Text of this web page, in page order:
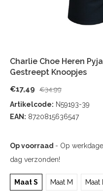
Charlie Choe Heren
Gestreept Knoopjes
€17,49 €34,99
Artikelcode: N59193-39
EAN: 8720815636547
Op voorraad - Op
dag verzonden!
Maat S Maat M Maat L